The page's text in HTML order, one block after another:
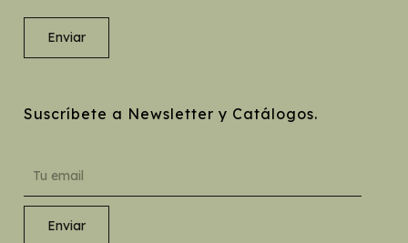
Suscríbete a Newsletter y Catálogos.